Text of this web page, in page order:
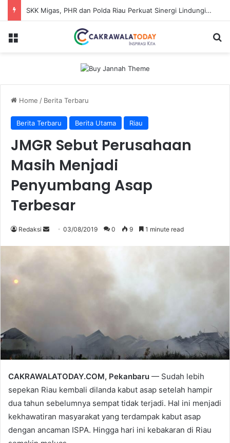
SKK Migas, PHR dan Polda Riau Perkuat Sinergi Lindungi Aset Negara demi Menjaga Ketahanan Energi Nasional
Menu
Home / Berita Terbaru
Berita Terbaru Berita Utama Riau
JMGR Sebut Perusahaan
Masih Menjadi
Penyumbang Asap
Terbesar
Redaksi
Send03/08/2019 0 9 1 minute read
CAKRAWALATODAY.COM, Pekanbaru — Sudah lebih
sepekan Riau kembali dilanda kabut asap setelah hampir
dua tahun sebelumnya sempat tidak terjadi. Hal ini menjadi
kekhawatiran masyarakat yang terdampak kabut asap
dengan ancaman ISPA. Hingga hari ini kebakaran di Riau